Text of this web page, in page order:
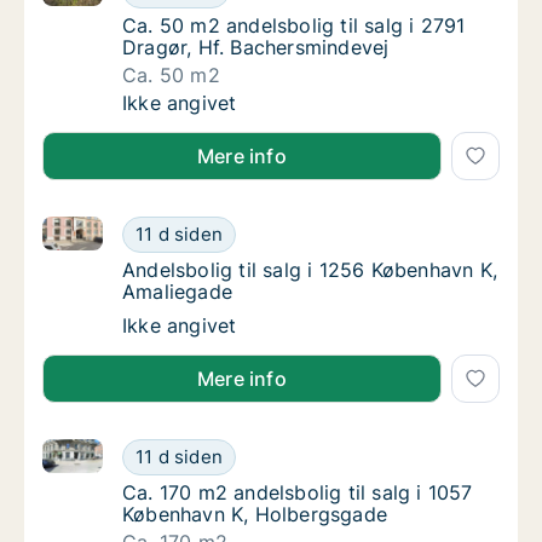
Ca. 50 m2 andelsbolig til salg i 2791
Ca. 50 m2 andelsbolig til salg i 2791
Dragør, Hf. Bachersmindevej
Ca. 50 m2
Ca. 50 m2 andelsbolig til salg i 2791
Ikke angivet
Mere info
Andelsbolig til salg i 1256 København K,
11 d siden
Andelsbolig til salg i 1256 København K, Amaliegade
Andelsbolig til salg i 1256 København K,
Andelsbolig til salg i 1256 København K,
Amaliegade
Andelsbolig til salg i 1256 København K,
Ikke angivet
Mere info
Ca. 170 m2 andelsbolig til salg i 1057
11 d siden
Ca. 170 m2 andelsbolig til salg i 1057 København K,
Ca. 170 m2 andelsbolig til salg i 1057
Ca. 170 m2 andelsbolig til salg i 1057
København K, Holbergsgade